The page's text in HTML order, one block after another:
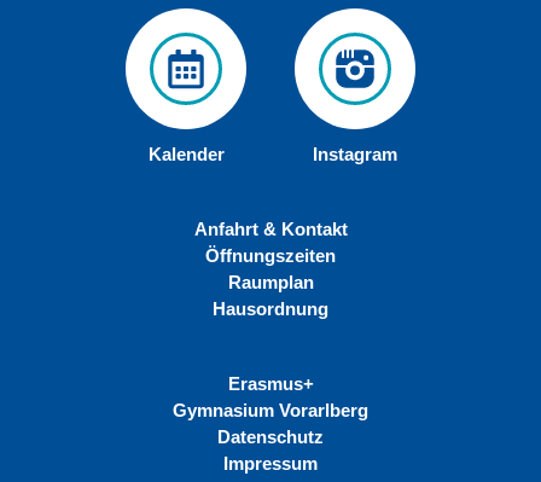
Kalender Instagram
Anfahrt & Kontakt
Öffnungszeiten
Raumplan
Hausordnung
Erasmus+
Gymnasium Vorarlberg
Datenschutz
Impressum